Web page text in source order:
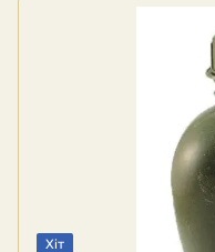
Хіт